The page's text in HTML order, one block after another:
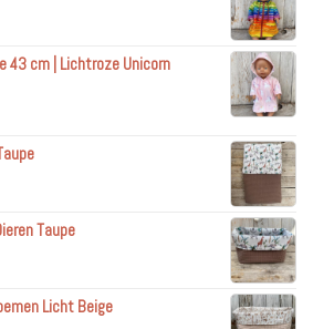
43 cm | Lichtroze Unicorn
Taupe
Licht Beige